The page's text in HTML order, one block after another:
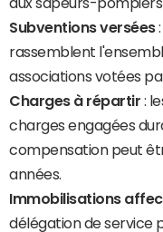
aux sapeurs-
Subventions versées:
rassemblent
associations votées
Charges à répartir :
charges engagées
compensation peut
années.
Immobilisations
délégation de service